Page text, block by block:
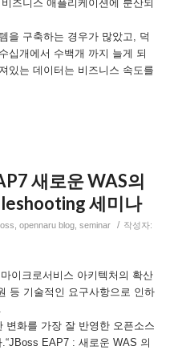
즈니스 애플리케이션에 분산되
을 구축하는 경우가 많았고, 덕
십개에서 수백개 까지 늘게 되
있는 데이터는 비즈니스 속도를
새로운 WAS의
세미나
opennaru blog, seminar / 작성자:
이크로서비스 아키텍처의 확산
등 기술적인 요구사항으로 인하
화를 가장 잘 반영한 오픈소스
EAP7 : 새로운 WAS 의